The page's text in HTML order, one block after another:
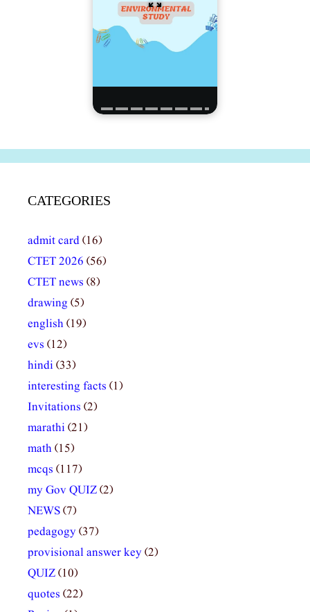
CATEGORIES
admit card(16)
CTET 2026 (56)
CTET news (8)
drawing (5)
english(19)
evs (12)
hindi(33)
interesting facts (1)
Invitations (2)
marathi(21)
math(15)
mcqs (117)
my Gov QUIZ(2)
NEWS(7)
pedagogy(37)
provisional answer key(2)
QUIZ(10)
quotes (22)